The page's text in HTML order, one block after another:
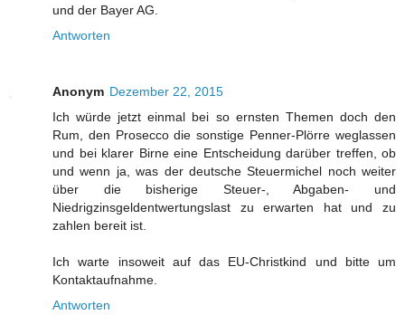
und der Bayer AG.
Antworten
Anonym Dezember 22, 2015
Ich würde jetzt einmal bei so ernsten Themen doch den
Rum, den Prosecco die sonstige Penner-Plörre weglassen
und bei klarer Birne eine Entscheidung darüber treffen, ob
und wenn ja, was der deutsche Steuermichel noch weiter
über die bisherige Steuer-, Abgaben- und
Niedrigzinsgeldentwertungslast zu erwarten hat und zu
zahlen bereit ist.
Ich warte insoweit auf das EU-Christkind und bitte um
Kontaktaufnahme.
Antworten